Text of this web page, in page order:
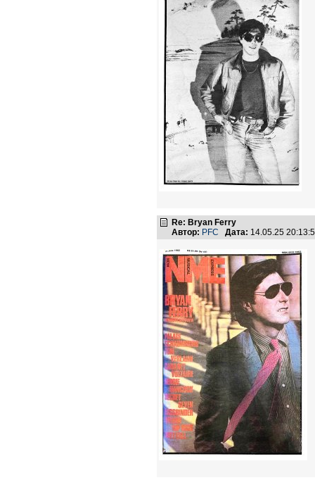
Re: Bryan Ferry
Автор: PFC Дата: 14.05.25